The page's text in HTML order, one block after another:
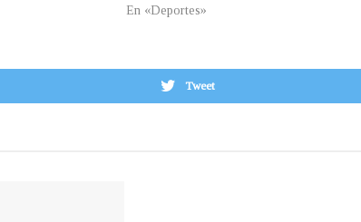
En «Deportes»
Tweet